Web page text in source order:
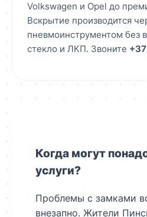
Volkswagen и Opel до
Вскрытие производится
пневмоинструментом без
стекло и ЛКП. Звоните
Когда могут
услуги?
Проблемы с замками
внезапно. Жители